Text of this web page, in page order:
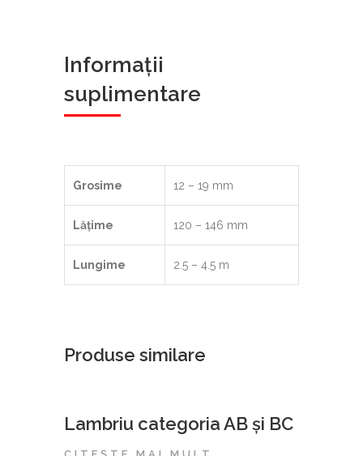
Informații
suplimentare
Grosime 12 – 19 mm
Lățime 120 – 146 mm
Lungime 2.5 – 4.5 m
Produse similare
Lambriu categoria AB și BC